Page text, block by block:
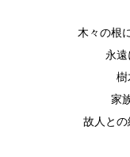
木々の根
永遠
樹
家
故人との